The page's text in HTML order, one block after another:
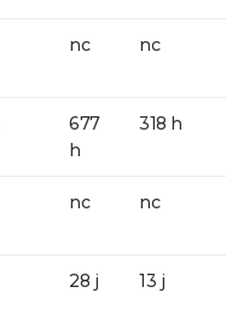
nc nc
677
h
318 h
nc nc
28 j 13 j